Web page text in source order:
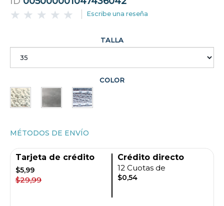
Escribe una reseña
TALLA
COLOR
MÉTODOS DE ENVÍO
Tarjeta de crédito
$5,99
$29,99
Crédito directo
12 Cuotas de
$0,54